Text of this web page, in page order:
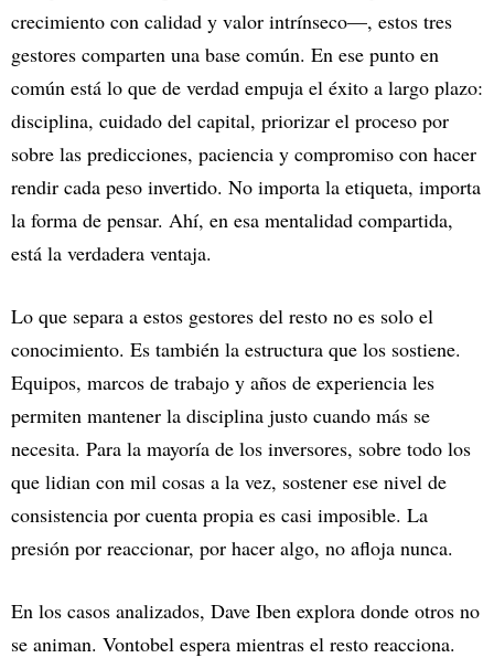
crecimiento con calidad y valor intrínseco—, estos tres
gestores comparten una base común. En ese punto en
común está lo que de verdad empuja el éxito a largo plazo:
disciplina, cuidado del capital, priorizar el proceso por
sobre las predicciones, paciencia y compromiso con hacer
rendir cada peso invertido. No importa la etiqueta, importa
la forma de pensar. Ahí, en esa mentalidad compartida,
está la verdadera ventaja.
Lo que separa a estos gestores del resto no es solo el
conocimiento. Es también la estructura que los sostiene.
Equipos, marcos de trabajo y años de experiencia les
permiten mantener la disciplina justo cuando más se
necesita. Para la mayoría de los inversores, sobre todo los
que lidian con mil cosas a la vez, sostener ese nivel de
consistencia por cuenta propia es casi imposible. La
presión por reaccionar, por hacer algo, no afloja nunca.
En los casos analizados, Dave Iben explora donde otros no
se animan. Vontobel espera mientras el resto reacciona.